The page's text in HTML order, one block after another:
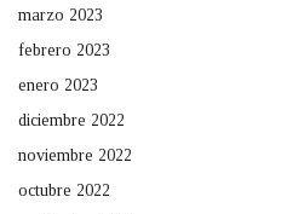
marzo 2023
febrero 2023
enero 2023
diciembre 2022
noviembre 2022
octubre 2022